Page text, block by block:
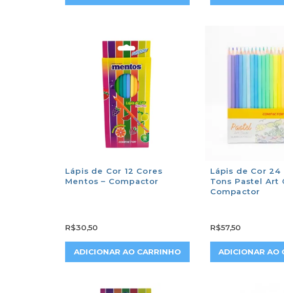
Lápis de Cor 12 Cores
Mentos – Compactor
R$30,50
ADICIONAR AO CARRINHO
Lápis de Cor 24
Tons Pastel Art
Compactor
R$57,50
ADICIONAR AO